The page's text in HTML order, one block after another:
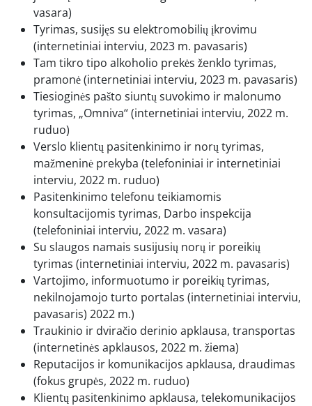
vasara)
Tyrimas, susijęs su elektromobilių įkrovimu
(internetiniai interviu, 2023 m. pavasaris)
Tam tikro tipo alkoholio prekės ženklo tyrimas,
pramonė (internetiniai interviu, 2023 m. pavasaris)
Tiesioginės pašto siuntų suvokimo ir malonumo
tyrimas, „Omniva“ (internetiniai interviu, 2022 m.
ruduo)
Verslo klientų pasitenkinimo ir norų tyrimas,
mažmeninė prekyba (telefoniniai ir internetiniai
interviu, 2022 m. ruduo)
Pasitenkinimo telefonu teikiamomis
konsultacijomis tyrimas, Darbo inspekcija
(telefoniniai interviu, 2022 m. vasara)
Su slaugos namais susijusių norų ir poreikių
tyrimas (internetiniai interviu, 2022 m. pavasaris)
Vartojimo, informuotumo ir poreikių tyrimas,
nekilnojamojo turto portalas (internetiniai interviu,
pavasaris) 2022 m.)
Traukinio ir dviračio derinio apklausa, transportas
(internetinės apklausos, 2022 m. žiema)
Reputacijos ir komunikacijos apklausa, draudimas
(fokus grupės, 2022 m. ruduo)
Klientų pasitenkinimo apklausa, telekomunikacijos